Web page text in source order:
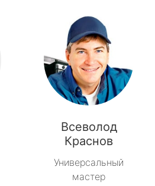
Всеволод
Краснов
Универсальный
мастер